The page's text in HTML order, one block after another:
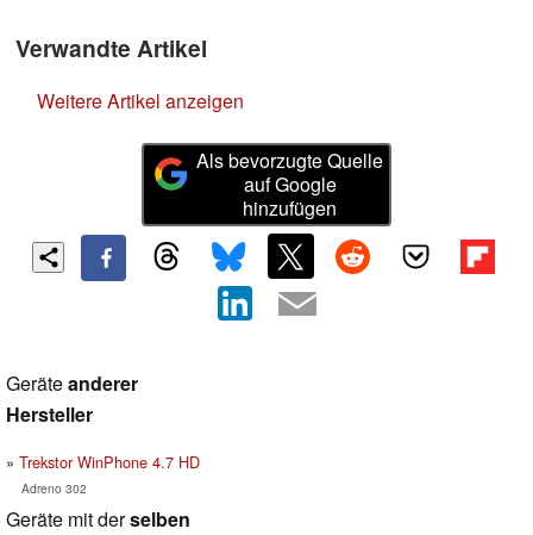
Verwandte Artikel
Weitere Artikel anzeigen
Als bevorzugte Quelle
auf Google
hinzufügen
Geräteanderer
Hersteller
Trekstor WinPhone 4.7 HD
Adreno 302
Geräte mit derselben